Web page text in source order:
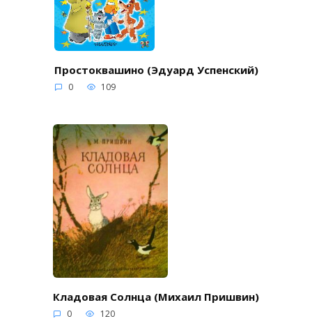
Простоквашино (Эдуард Успенский)
0 109
Кладовая Солнца (Михаил Пришвин)
0 120